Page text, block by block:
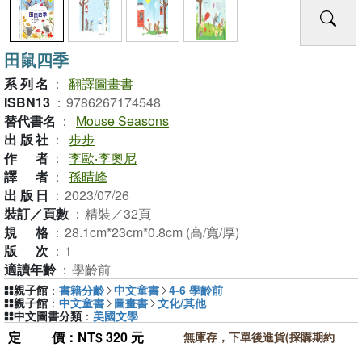
田鼠四季
系列名 ： 翻譯圖畫書
ISBN13 ： 9786267174548
替代書名 ：
Mouse Seasons
出版社 ： 步步
作者 ： 李歐‧李奧尼
譯者 ： 孫晴峰
出版日 ： 2023/07/26
裝訂／頁數 ： 精裝／32頁
規格 ： 28.1cm*23cm*0.8cm (高/寬/厚)
版次 ： 1
適讀年齡 ： 學齡前
定價 ：NT$ 320 元
無庫存，下單後進貨(採購期約
親子館 ： 書籍分齡 中文童書 4-6 學齡前
親子館 ： 中文童書 圖畫書 文化/其他
中文圖書分類 ： 美國文學